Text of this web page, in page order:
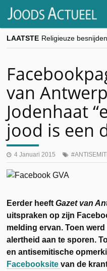
LAATSTE
van
Jodenhaat
jood is een
4 Januari 2015
Eerder heeftGazet van
uitspraken op zijn
melding ervan. Toen
alertheid aan te sporen.
en antisemitische
Facebooksitevan de